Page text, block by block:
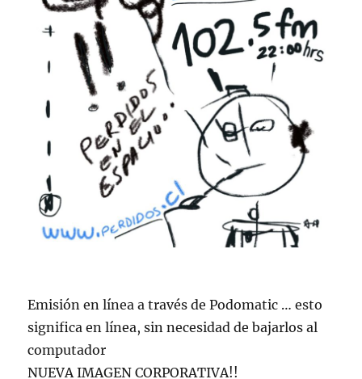
Emisión en lí­nea a través de Podomatic … esto
significa en lí­nea, sin necesidad de bajarlos al
computador
NUEVA IMAGEN CORPORATIVA!!